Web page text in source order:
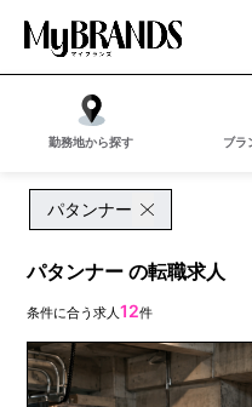
勤務地から探す ブラ
パタンナー
パタンナー の転職求人
条件に合う求人12件